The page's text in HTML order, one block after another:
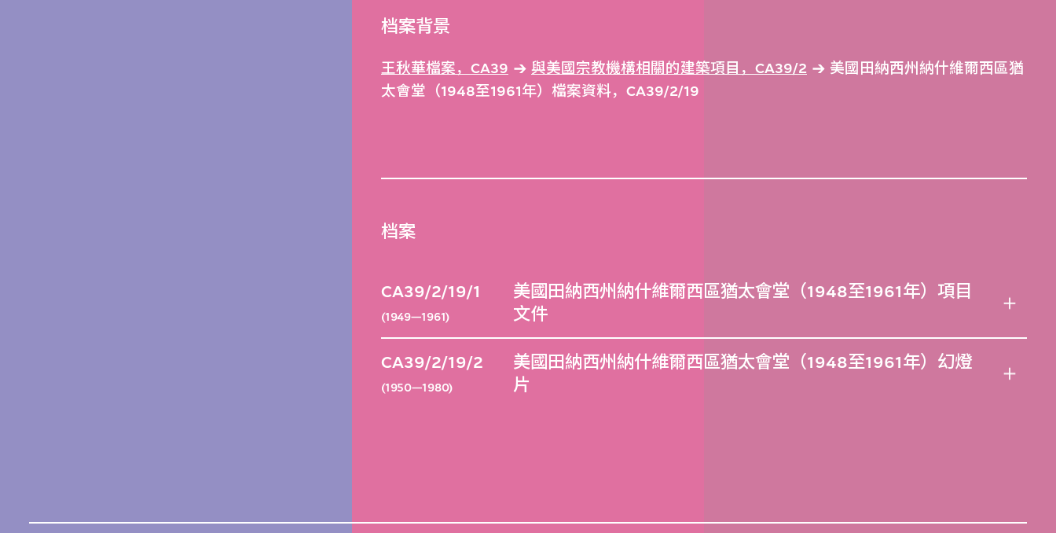
档案背景
王秋華檔案，CA39 與美國宗教機構相關的建築項目，CA39/2
美國田納西州納什維爾西區猶
太會堂（1948至1961年）檔案資料，CA39/2/19
档案
CA39/2/19/1
(1949—1961)
美國田納西州納什維爾西區猶太會堂（1948至1961年）項目
文件
CA39/2/19/2
(1950—1980)
美國田納西州納什維爾西區猶太會堂（1948至1961年）幻燈
片